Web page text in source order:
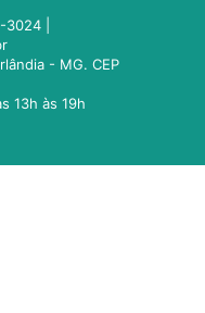
|
- MG. CEP
13h às 19h